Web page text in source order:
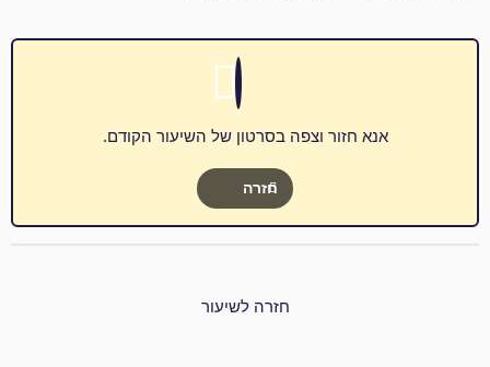
אנא חזור וצפה בסרטון של השיעור הקודם.
חזרה
חזרה לשיעור